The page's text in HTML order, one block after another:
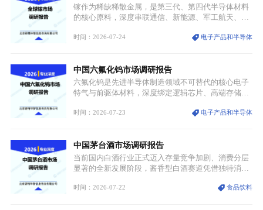
创设计能力提升，进一步夯实产业发展根基，吸引传
统服饰品牌、文旅企业等跨界入局，市场活力持续释
镓作为稀缺稀散金属，是第三代、第四代半导体材料
的核心原料，深度串联通信、新能源、军工航天、光
与大国科技博弈的关键战略资源。镓并非传统大宗金
领域渗透”的战略体系，成为全球科技产业运转的刚
需资源。
时间：2026-07-24 电子产品和半导体
中国六氟化钨市场调研报告
六氟化钨是先进半导体制造领域不可替代的核心电子
特气与前驱体材料，深度绑定逻辑芯片、高端存储芯
沉积（CVD）、原子层沉积（ALD）工艺专用前驱体
密制造流程。
时间：2026-07-23 电子产品和半导体
中国茅台酒市场调研报告
当前国内白酒行业正式迈入存量竞争加剧、消费分层
显著的全新发展阶段，酱香型白酒赛道凭借独特消费
道。贵州茅台凭借独一无二的核心产区壁垒、刚性产
时间：2026-07-22 食品饮料